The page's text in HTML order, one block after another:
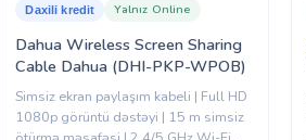
Dahua Wireless Screen Sharing
Cable Dahua (DHI-PKP-WPOB)
Daxili kredit Yalnız Online
Simsiz ekran paylaşım kabeli | Full HD
1080p görüntü dəstəyi | 15 m simsiz